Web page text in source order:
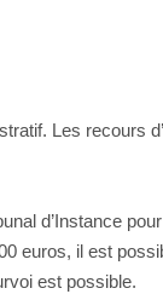
Les recours
d’Instance
euros, il est
est possible.